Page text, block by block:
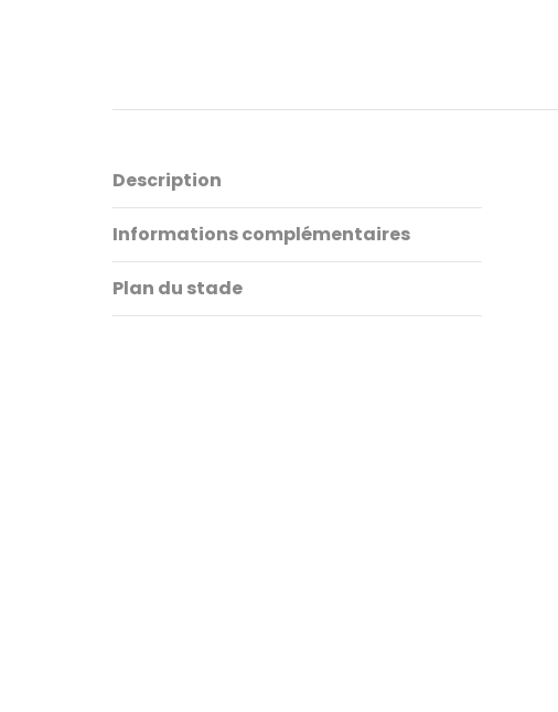
Description
Informations complémentaires
Plan du stade